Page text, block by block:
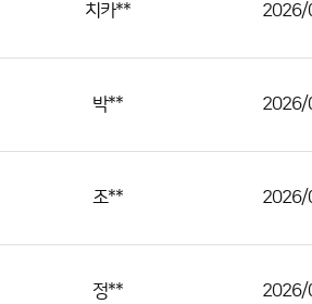
치카** 2026/
박** 2026/
조** 2026/
정** 2026/